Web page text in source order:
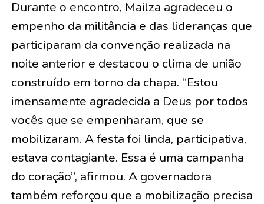
Durante o encontro, Mailza agradeceu o
empenho da militância e das lideranças que
participaram da convenção realizada na
noite anterior e destacou o clima de união
construído em torno da chapa. “Estou
imensamente agradecida a Deus por todos
vocês que se empenharam, que se
mobilizaram. A festa foi linda, participativa,
estava contagiante. Essa é uma campanha
do coração”, afirmou. A governadora
também reforçou que a mobilização precisa